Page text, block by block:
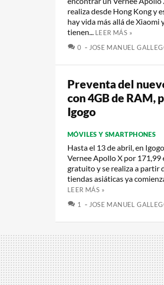
realiza desde Hong Kong y
hay vida más allá de Xiaomi
tienen... LEER MÁS »
0 COMENTARIOS
JOSE MANUEL
Preventa del
con 4GB de RAM,
Igogo
MÓVILES Y SMARTPHONES
Hasta el 13 de abril, en
Vernee Apollo X por 171,99
gratuito y se realiza a partir
tiendas asiáticas ya
LEER MÁS »
1
COMENTARIOS
JOSE MANUEL